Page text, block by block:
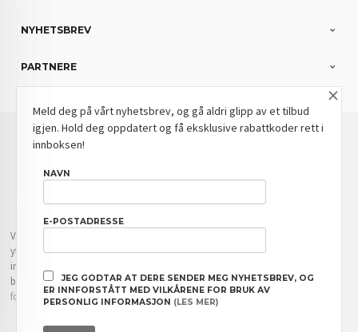
NYHETSBREV
PARTNERE
Norwegian
FRAKT
NYHETSBREV BLOGG
Vår nettbutikk bruker cookies slik at du får en bedre kjøpsopplevelse og vi kan
yte deg bedre service. Vi bruker cookies hovedsaklig til å lagre
innloggingsdetaljer og huske hva du har puttet i handlekurven din. Fortsett å
bruke siden som normalt om du godtar dette.Les merellerendre innstillinger
for cookies.
×
Meld deg på vårt nyhetsbrev, og gå aldri glipp av et tilbud
igjen. Hold deg oppdatert og få eksklusive rabattkoder rett i
innboksen!
NAVN
E-POSTADRESSE
JEG GODTAR AT DERE SENDER MEG NYHETSBREV, OG
ER INNFORSTÅTT MED VILKÅRENE FOR BRUK AV
PERSONLIG INFORMASJON (LES MER)